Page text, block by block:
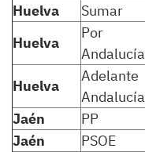
Huelva
Sumar
Huelva
Por
Andalucía
Huelva
Adelante
Andalucía
Jaén
PP
Jaén
PSOE